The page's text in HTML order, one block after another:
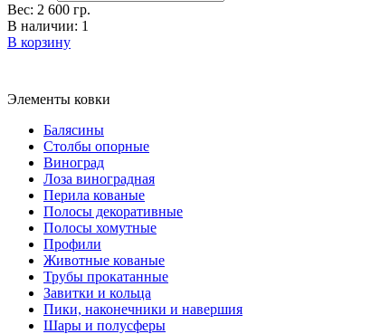
Вес: 2 600 гр.
В наличии: 1
В корзину
Элементы ковки
Балясины
Столбы опорные
Виноград
Лоза виноградная
Перила кованые
Полосы декоративные
Полосы хомутные
Профили
Животные кованые
Трубы прокатанные
Завитки и кольца
Пики, наконечники и навершия
Шары и полусферы